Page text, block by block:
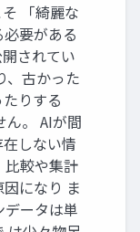
「綺麗な
要がある
されてい
、古かった
りする
ん。 AIが間
しない情
比較や集計
になり ま
データは単